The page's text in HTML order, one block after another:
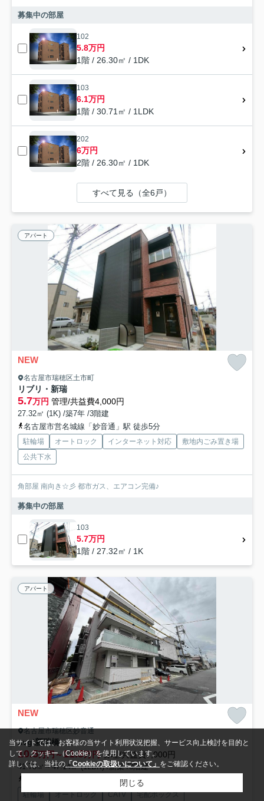
募集中の部屋
102
5.8万円
1階 / 26.30㎡ / 1DK
103
6.1万円
1階 / 30.71㎡ / 1LDK
202
6万円
2階 / 26.30㎡ / 1DK
すべて見る（全6戸）
アパート
NEW
名古屋市瑞穂区土市町
リブリ・新瑞
5.7万円 管理/共益費4,000円
27.32㎡ (1K) /築7年 /3階建
名古屋市営名城線「妙音通」駅 徒歩5分
駐輪場 オートロック インターネット対応
敷地内ごみ置き場
公共下水
角部屋 南向き☆彡 都市ガス、エアコン完備♪
募集中の部屋
103
5.7万円
1階 / 27.32㎡ / 1K
アパート
NEW
名古屋市瑞穂区妙音通
avgi新瑞橋
10.5万円～11.5万円管理/共益費7,000円
41.78㎡～47.14㎡ (1LDK) /新築 /3階建
名古屋市営名城線「妙音通」駅 徒歩7分
駐輪場 オートロック CATV 宅配ボックス
当サイトでは、お客様の当サイト利用状況把握、サービス向上検討を目的と
して、クッキー（Cookie）を使用しています。
詳しくは、当社の 「Cookieの取扱いについて」 をご確認ください。
閉じる